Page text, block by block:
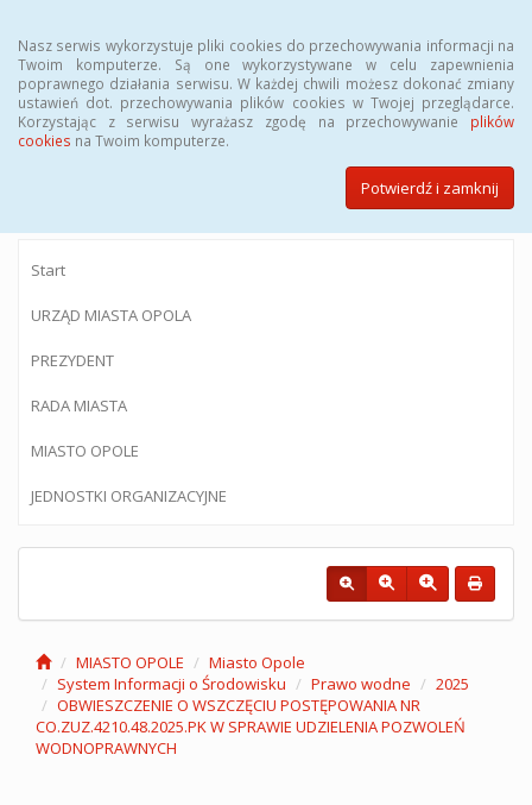
Nasz serwis wykorzystuje pliki cookies do przechowywania informacji na
Twoim komputerze. Są one wykorzystywane w celu zapewnienia
poprawnego działania serwisu. W każdej chwili możesz dokonać zmiany
ustawień dot. przechowywania plików cookies w Twojej przeglądarce.
Korzystając z serwisu wyrażasz zgodę na przechowywanie plików
cookies na Twoim komputerze.
Potwierdź i zamknij
BIULETYN INFORMACJI PUBLICZNEJ
Urzędu Miasta Opola
Start
URZĄD MIASTA OPOLA
PREZYDENT
RADA MIASTA
MIASTO OPOLE
JEDNOSTKI ORGANIZACYJNE
MIASTO OPOLE
Miasto Opole
System Informacji o Środowisku
Prawo wodne
2025
OBWIESZCZENIE O WSZCZĘCIU POSTĘPOWANIA NR
CO.ZUZ.4210.48.2025.PK W SPRAWIE UDZIELENIA POZWOLEŃ
WODNOPRAWNYCH